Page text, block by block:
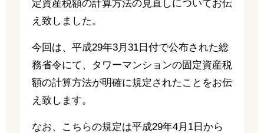
定資産税額の計算方法の見直しについてお伝
え致しました。
今回は、平成29年3月31日付で公布された総
務省令にて、タワーマンションの固定資産税
額の計算方法が明確に規定されたことをお伝
え致します。
なお、こちらの規定は平成29年4月1日から